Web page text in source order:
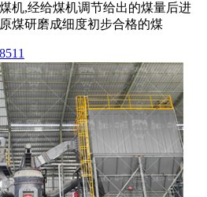
机,经给煤机调节给出的煤量后进
煤研磨成细度初步合格的煤